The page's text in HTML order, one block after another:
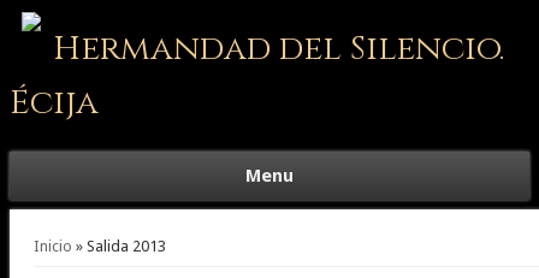
Hermandad del Silencio.
Écija
Menu
Se encuentra usted aquí
Inicio » Salida 2013